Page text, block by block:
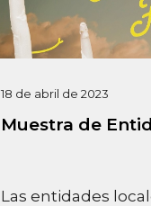
18 de abril de 2023
Muestra de
Las entidades